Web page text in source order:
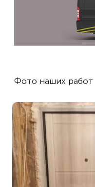
Фото наших работ